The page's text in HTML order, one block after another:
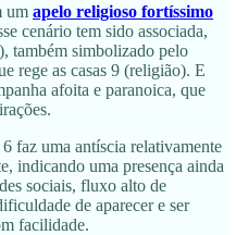
um apelo religioso fortíssimo
cenário tem sido associada,
), também simbolizado pelo
rege as casas 9 (religião). E
afoita e paranoica, que
faz uma antíscia relativamente
indicando uma presença ainda
sociais, fluxo alto de
de aparecer e ser
facilidade.